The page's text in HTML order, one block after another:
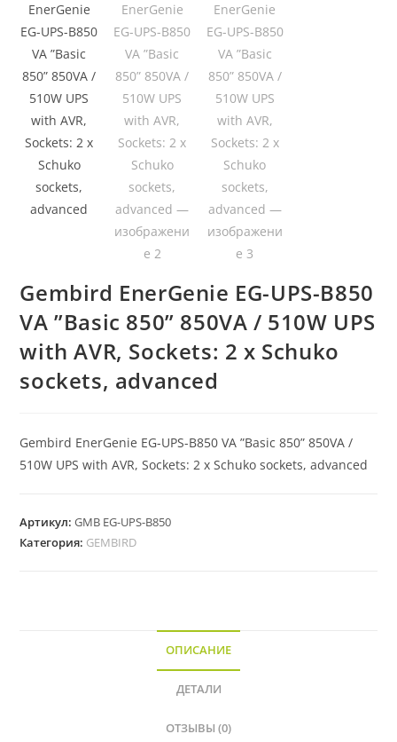
Gembird EnerGenie EG-UPS-B850
VA ”Basic 850” 850VA / 510W UPS
with AVR, Sockets: 2 x Schuko
sockets, advanced
Gembird EnerGenie EG-UPS-B850 VA ”Basic 850” 850VA /
510W UPS with AVR, Sockets: 2 x Schuko sockets, advanced
Артикул:GMB EG-UPS-B850
Категория: GEMBIRD
ОПИСАНИЕ
ДЕТАЛИ
ОТЗЫВЫ (0)